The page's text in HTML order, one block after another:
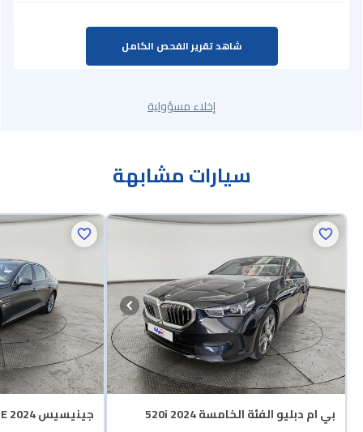
شاهد تقرير الفحص الكامل
إخلاء مسؤولية
سيارات مشابهة
بي ام دبليو الفئة الخامسة 520i 2024 جينيسيس G80 PRESTIGE 2024